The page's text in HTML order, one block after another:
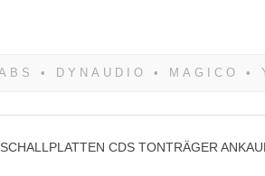
SCHALLPLATTEN CDS TONTRÄGER